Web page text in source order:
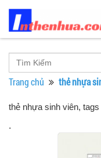
Trang chủ thẻ nhựa
thẻ nhựa sinh viên,
.